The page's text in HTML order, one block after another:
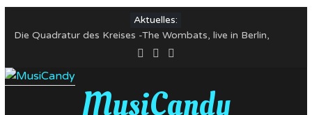
Inhalt
Aktuelles:
Die Quadratur des Kreises -The Wombats, live in Berlin,
Huxley’s neue Welt 07-Mai-22
Alles Gute zum Nicht-Geburtstag! Kapelle Petra, 03. Mai 22,
Club Stereo Nürnberg
In Bildern: Mortiis und Mayhem, 22. April 2022, Huxley’s
neue Welt, BerlinMusiCandy